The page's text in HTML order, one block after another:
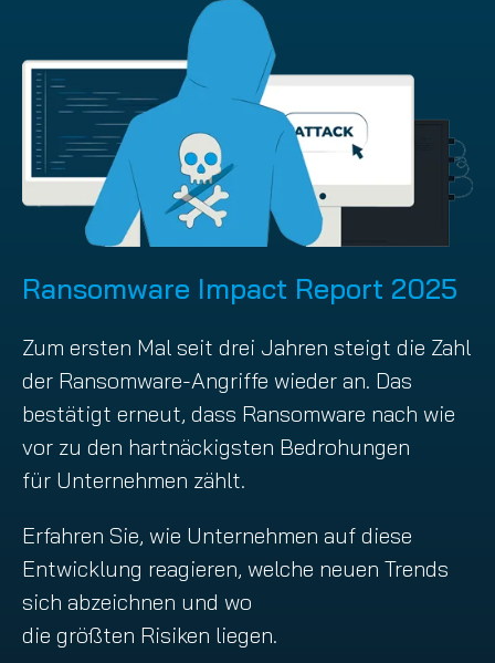
Ransomware Impact Report 2025
Zum ersten Mal seit drei Jahren steigt die Zahl
der Ransomware-Angriffe wieder an. Das
bestätigt erneut, dass Ransomware nach wie
vor zu den hartnäckigsten Bedrohungen
für Unternehmen zählt.
Erfahren Sie, wie Unternehmen auf diese
Entwicklung reagieren, welche neuen Trends
sich abzeichnen und wo
die größten Risiken liegen.